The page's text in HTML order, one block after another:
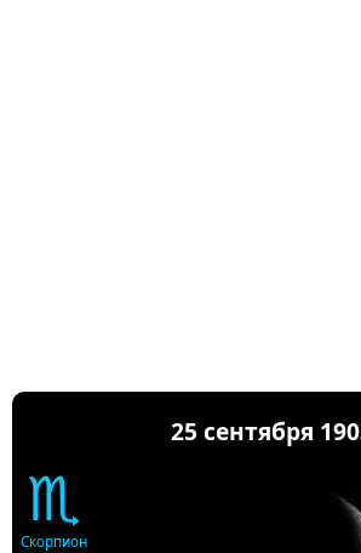
25 сентября
♏
Скорпион